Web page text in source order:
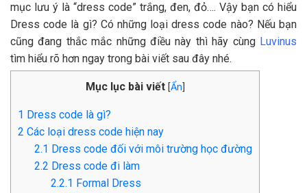
mục lưu ý là “dress code” trắng, đen, đỏ…. Vậy bạn có hiểu
Dress code là gì? Có những loại dress code nào? Nếu bạn
cũng đang thắc mắc những điều này thì hãy cùng Luvinus
tìm hiểu rõ hơn ngay trong bài viết sau đây nhé.
Mục lục bài viết [Ẩn
1 Dress code là gì?
2 Các loại dress code hiện nay
2.1 Dress code đối với môi trường học đường
2.2 Dress code đi làm
2.2.1 Formal Dress